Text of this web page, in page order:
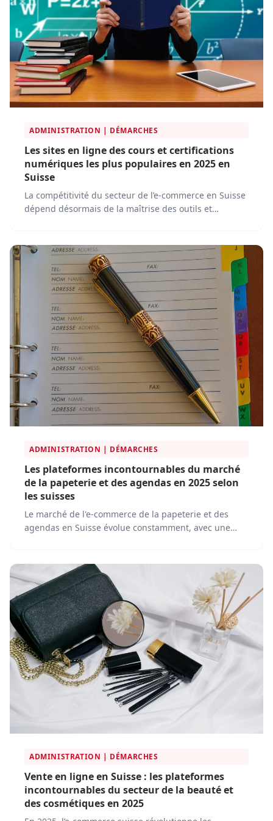
ADMINISTRATION | DÉMARCHES
Les sites en ligne des cours et certifications
numériques les plus populaires en 2025 en
Suisse
La compétitivité du secteur de l’e-commerce en Suisse
dépend désormais de la maîtrise des outils et
ADMINISTRATION | DÉMARCHES
Les plateformes incontournables du marché
de la papeterie et des agendas en 2025 selon
les suisses
Le marché de l'e-commerce de la papeterie et des
agendas en Suisse évolue constamment, avec une
ADMINISTRATION | DÉMARCHES
Vente en ligne en Suisse : les plateformes
incontournables du secteur de la beauté et
des cosmétiques en 2025